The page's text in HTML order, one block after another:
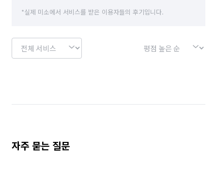
*실제 미소에서 서비스를 받은 이용자들의 후기입니다.
자주 묻는 질문